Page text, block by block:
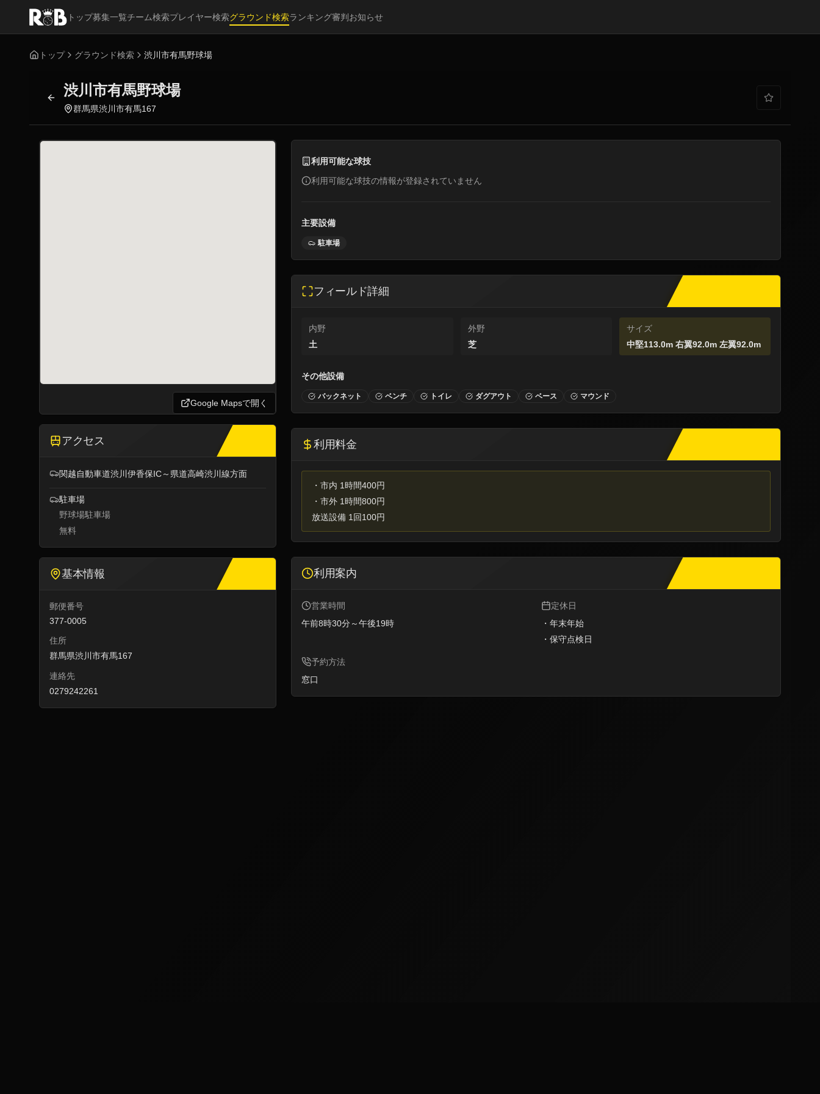
トップ募集一覧チーム検索プレイヤー検索グラウンド検索ランキング審判お知らせ
トップ グラウンド検索 渋川市有馬野球場
渋川市有馬野球場
群馬県渋川市有馬167
Google Mapsで開く
アクセス
関越自動車道渋川伊香保IC～県道高崎渋川線方面
駐車場
野球場駐車場
無料
基本情報
郵便番号
377-0005
住所
群馬県渋川市有馬167
連絡先
0279242261
利用可能な球技
利用可能な球技の情報が登録されていません
主要設備
駐車場
フィールド詳細
内野
土
外野
芝
サイズ
中堅113.0m 右翼92.0m 左翼92.0m
その他設備
バックネット ベンチ トイレ ダグアウト ベース マウンド
利用料金
・市内 1時間400円
・市外 1時間800円
放送設備 1回100円
利用案内
営業時間
午前8時30分～午後19時
定休日
・年末年始
・保守点検日
予約方法
窓口